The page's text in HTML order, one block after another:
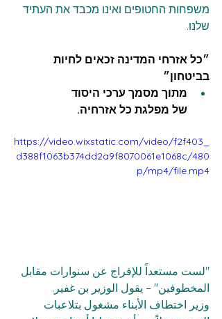
משפחות החטופים ואינו מכבד את העתיד
שלנו.
״כל אזרחי המדינה זכאים לחיות
בביטחון״
מתוך מסמך ערכי היסוד
של מפלגת כל אזרחיה.
https://video.wixstatic.com/video/f2f403_
d388f1063b374dd2a9f8070061e1068c/480
p/mp4/file.mp4
"لست مستعداً للإفراج عن سنوارات مقابل
المخطوفين" – يقول الوزير بن غفير.
وزير اختطاف الأبناء مشغول بتلاعبات